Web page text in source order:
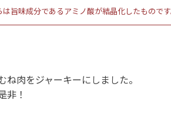
味成分であるアミノ酸が結晶化したもので
肉をジャーキーにしました。
非！